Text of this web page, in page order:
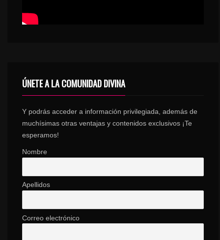
ÚNETE A LA COMUNIDAD DIVINA
Y podrás acceder a información privilegiada, además de
muchísimas otras ventajas y contenidos exclusivos ¡Te
esperamos!
Nombre
Apellidos
Correo electrónico